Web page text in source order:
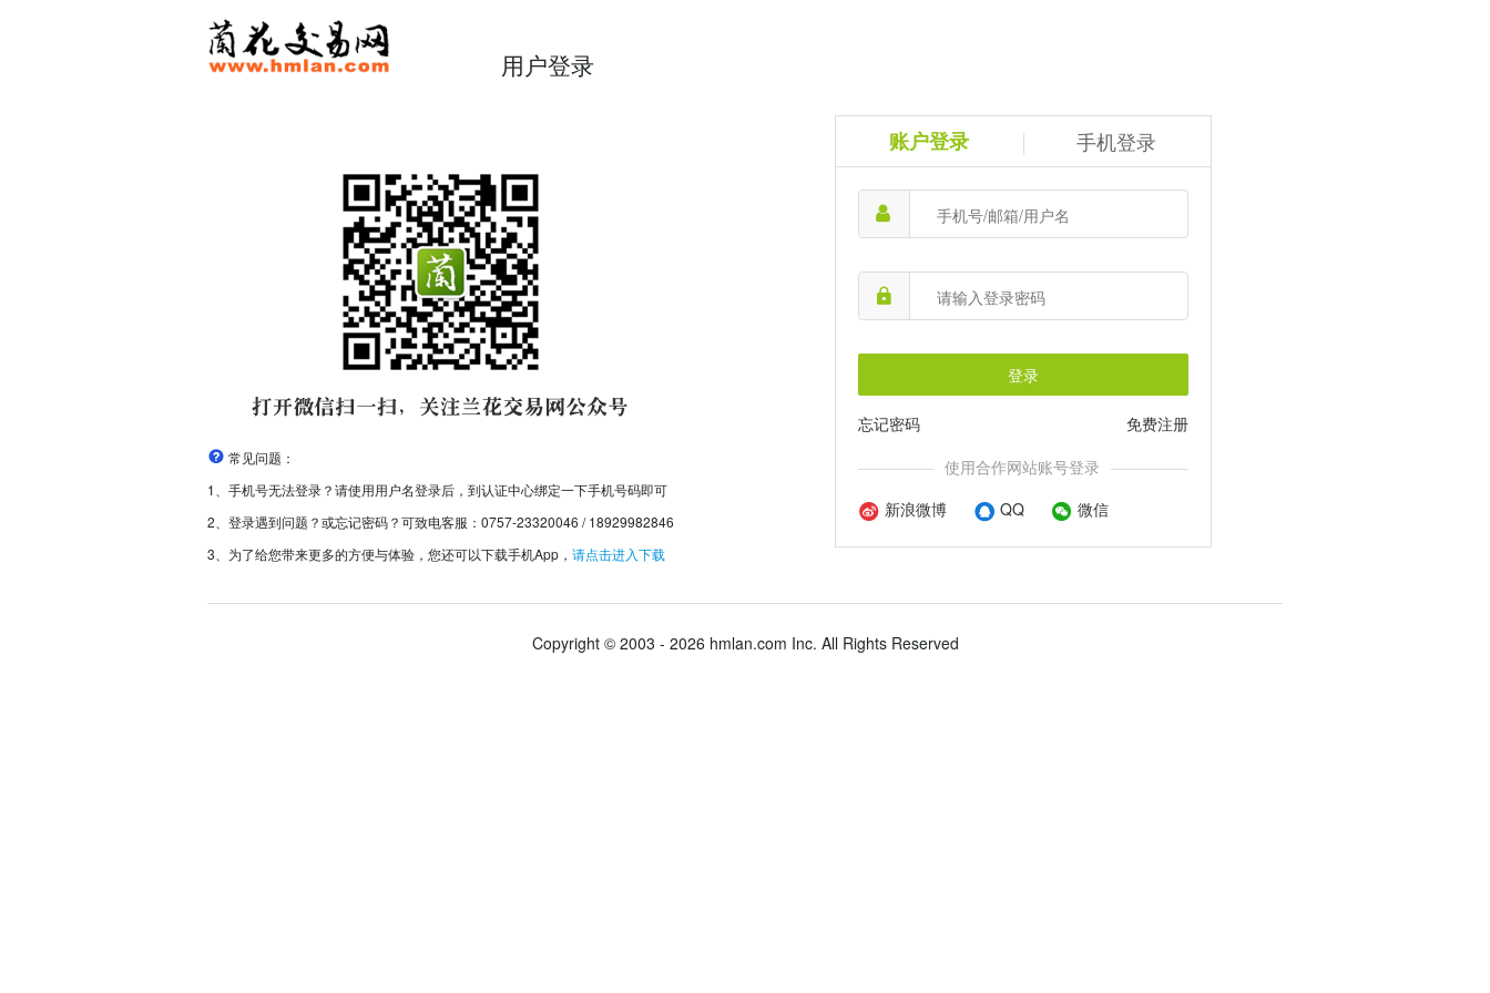
用户登录
常见问题：
1、手机号无法登录？请使用用户名登录后，到认证中心绑定一下手机号码即可
2、登录遇到问题？或忘记密码？可致电客服：0757-23320046 / 18929982846
3、为了给您带来更多的方便与体验，您还可以下载手机App， 请点击进入下载
账户登录 手机登录
登录
免费注册
忘记密码
使用合作网站账号登录
新浪微博
QQ 微信
Copyright © 2003 - 2026 hmlan.com Inc. All Rights Reserved